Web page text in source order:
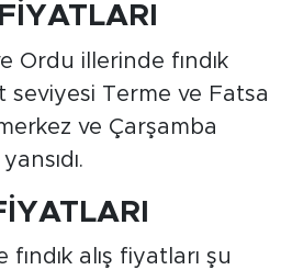
Ordu illerinde fındık
seviyesi Terme ve Fatsa
ve Çarşamba
alış fiyatları şu